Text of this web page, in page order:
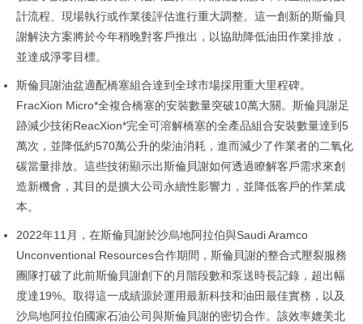
計流程、現場執行或作業後評估進行重大調整。這一創新的斯倫貝
謝解決方案將於今年稍晚對客戶推出，以協助降低油田作業排放，
並達成淨零目標。
斯倫貝謝油盆適配橋塞組合達到全球市場採用重大里程碑。
FracXion Micro*全複合橋塞的安裝數量突破10萬大關。斯倫貝謝足
跡減少技術ReacXion*完全可溶解橋塞的全產品組合安裝數量達到5
萬次，並降低約570萬公升的柴油消耗，進而減少了作業者的二氧化
碳當量排放。這些技術顯示出斯倫貝謝如何透過瞭解客戶需求來創
造新機會，其目的是擴大公司永續性影響力，並降低客戶的作業成
本。
2022年11月，在斯倫貝謝於沙烏地阿拉伯與Saudi Aramco
Unconventional Resources合作期間，斯倫貝謝的整合式壓裂服務
團隊打破了此前斯倫貝謝創下的月階段數和泵送時長記錄，超出幅
度達19%。取得這一成績源於運用最新科技和油田最佳實務，以及
沙烏地阿拉伯國家石油公司與斯倫貝謝的密切合作。該效率媲美北